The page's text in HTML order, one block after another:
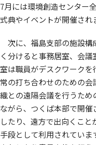
7月には環境創造センター
式典やイベントが開催され
次に、福島支部の施設構
く分けると事務居室、会
室は職員がデスクワーク
常の打ち合わせのための
織との遠隔会議を行うた
ながら、つくば本部で開
したり、遠方で出向くこ
手段として利用されてい